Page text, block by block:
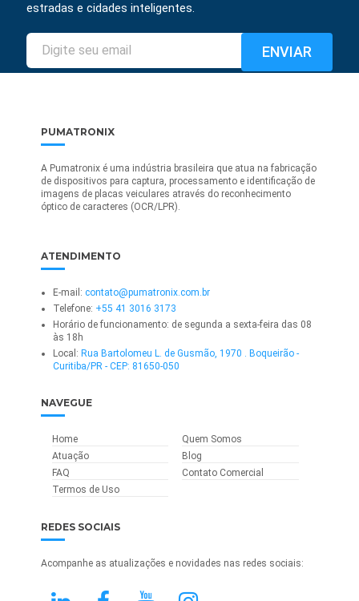
estradas e cidades inteligentes.
PUMATRONIX
A Pumatronix é uma indústria brasileira que atua na fabricação
de dispositivos para captura, processamento e identificação de
imagens de placas veiculares através do reconhecimento
óptico de caracteres (OCR/LPR).
ATENDIMENTO
E-mail: contato@pumatronix.com.br
Telefone: +55 41 3016 3173
Horário de funcionamento: de segunda a sexta-feira das 08
às 18h
Local: Rua Bartolomeu L. de Gusmão, 1970 . Boqueirão -
Curitiba/PR - CEP: 81650-050
NAVEGUE
Home
Quem Somos
Atuação
Blog
FAQ
Contato Comercial
Termos de Uso
REDES SOCIAIS
Acompanhe as atualizações e novidades nas redes sociais: